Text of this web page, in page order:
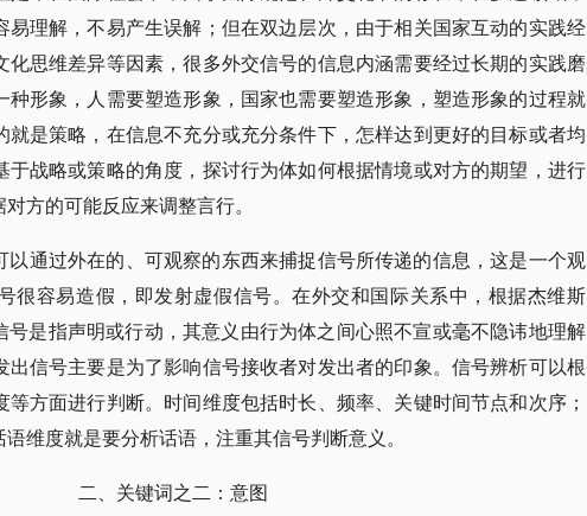
理解，不易产生误解；但在双边层次，由于相关国家互动的实践经
思维差异等因素，很多外交信号的信息内涵需要经过长期的实践磨
形象，人需要塑造形象，国家也需要塑造形象，塑造形象的过程就
是策略，在信息不充分或充分条件下，怎样达到更好的目标或者均
战略或策略的角度，探讨行为体如何根据情境或对方的期望，进行
方的可能反应来调整言行。
以通过外在的、可观察的东西来捕捉信号所传递的信息，这是一个观
很容易造假，即发射虚假信号。在外交和国际关系中，根据杰维斯
号是指声明或行动，其意义由行为体之间心照不宣或毫不隐讳地理解
信号主要是为了影响信号接收者对发出者的印象。信号辨析可以根
方面进行判断。时间维度包括时长、频率、关键时间节点和次序；
维度就是要分析话语，注重其信号判断意义。
二、关键词之二：意图